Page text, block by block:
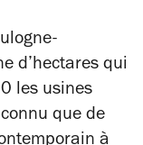
d’hectares qui
les usines
que de
à